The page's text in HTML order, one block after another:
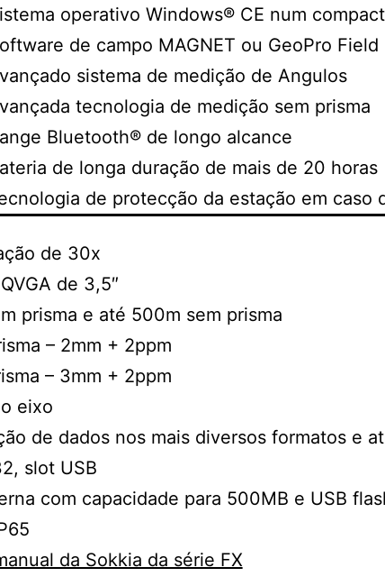
operativo Windows® CE num
de campo MAGNET ou GeoPro Field
sistema de medição de Angulos
tecnologia de medição sem prisma
Bluetooth® de longo alcance
de longa duração de mais de 20 horas
de protecção da estação em caso
de 30x
de 3,5″
prisma e até 500m sem prisma
– 2mm + 2ppm
– 3mm + 2ppm
eixo
de dados nos mais diversos formatos e
slot USB
com capacidade para 500MB e USB
da Sokkia da série FX